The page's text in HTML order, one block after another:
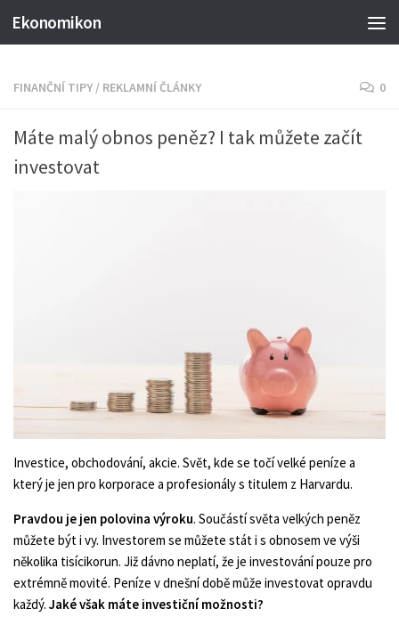
Ekonomikon
FINANČNÍ TIPY / REKLAMNÍ ČLÁNKY 0
Máte malý obnos peněz? I tak můžete začít
investovat
Investice, obchodování, akcie. Svět, kde se točí velké peníze a
který je jen pro korporace a profesionály s titulem z Harvardu.
Pravdou je jen polovina výroku. Součástí světa velkých peněz
můžete být i vy. Investorem se můžete stát i s obnosem ve výši
několika tisícikorun. Již dávno neplatí, že je investování pouze pro
extrémně movité. Peníze v dnešní době může investovat opravdu
každý. Jaké však máte investiční možnosti?